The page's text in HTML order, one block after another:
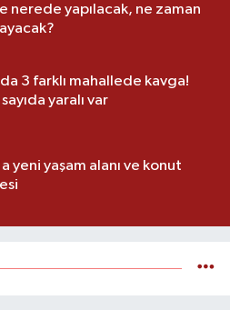
nerede yapılacak, ne zaman
3 farklı mahallede kavga!
yaralı var
yeni yaşam alanı ve konut